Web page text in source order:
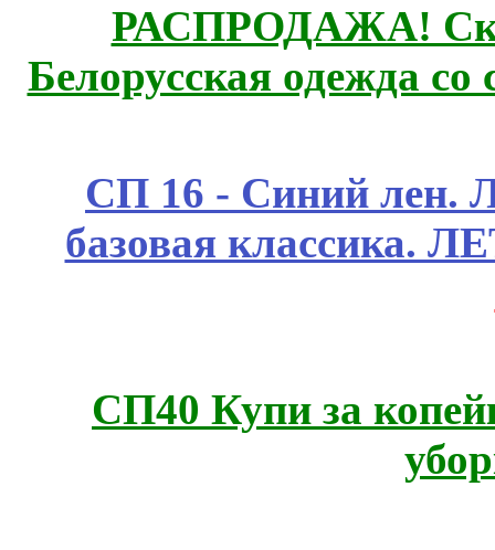
РАСПРОДАЖА!
Белорусская одежда
СП 16 - Синий лен.
базовая
СП40 Купи за